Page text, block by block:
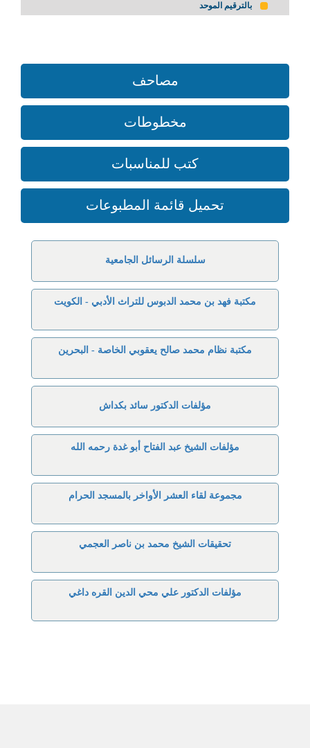
بالترقيم الموحد
مصاحف
مخطوطات
كتب للمناسبات
تحميل قائمة المطبوعات
سلسلة الرسائل الجامعية
مكتبة فهد بن محمد الدبوس للتراث الأدبي - الكويت
مكتبة نظام محمد صالح يعقوبي الخاصة - البحرين
مؤلفات الدكتور سائد بكداش
مؤلفات الشيخ عبد الفتاح أبو غدة رحمه الله
مجموعة لقاء العشر الأواخر بالمسجد الحرام
تحقيقات الشيخ محمد بن ناصر العجمي
مؤلفات الدكتور علي محي الدين القره داغي